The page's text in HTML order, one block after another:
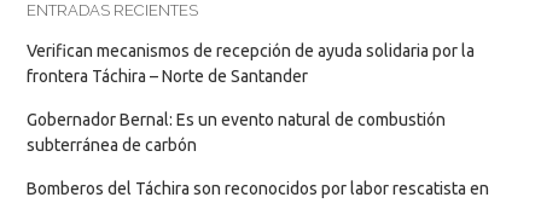
ENTRADAS RECIENTES
Verifican mecanismos de recepción de ayuda solidaria por la
frontera Táchira – Norte de Santander
Gobernador Bernal: Es un evento natural de combustión
subterránea de carbón
Bomberos del Táchira son reconocidos por labor rescatista en